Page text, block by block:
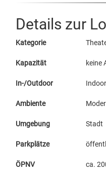
Details zur
Kategorie
Kapazität keine
In-/Outdoor Indoor
Ambiente
Umgebung Stadt
Parkplätze
ÖPNV ca.